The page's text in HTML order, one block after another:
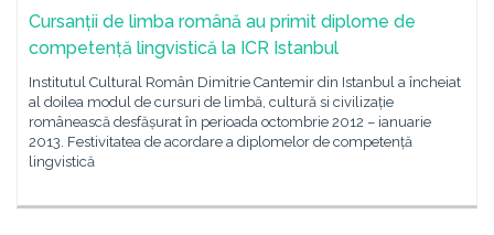
Cursanții de limba română au primit diplome de
competență lingvistică la ICR Istanbul
Institutul Cultural Român Dimitrie Cantemir din Istanbul a încheiat
al doilea modul de cursuri de limbă, cultură si civilizație
românească desfășurat în perioada octombrie 2012 – ianuarie
2013. Festivitatea de acordare a diplomelor de competență
lingvistică